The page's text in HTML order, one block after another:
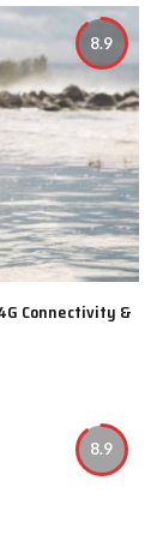
8.9
Connectivity &
8.9